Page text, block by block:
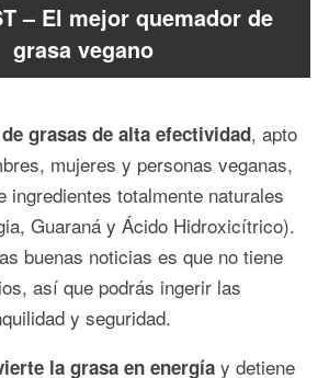
– El mejor quemador de
grasa vegano
grasas de alta efectividad, apto
mujeres y personas veganas,
ingredientes totalmente naturales
Guaraná y Ácido Hidroxicítrico).
buenas noticias es que no tiene
así que podrás ingerir las
y seguridad.
la grasa en energía y detiene